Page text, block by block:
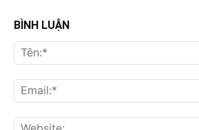
BÌNH LUẬN